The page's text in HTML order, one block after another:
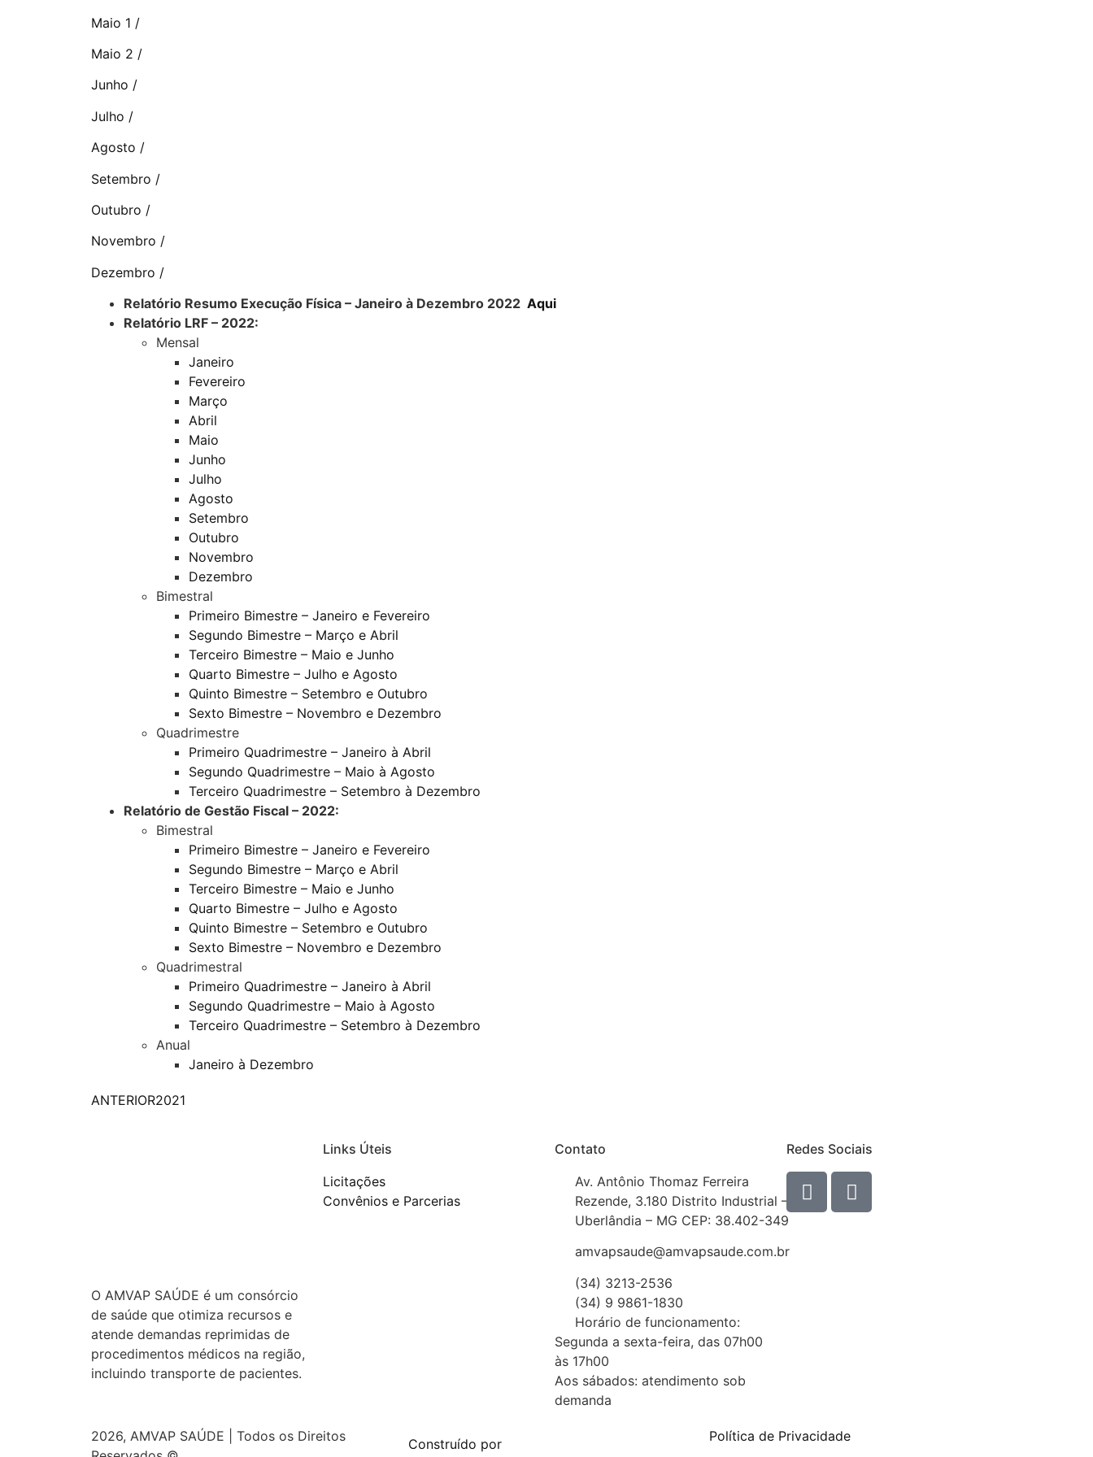
Maio 1 /
Maio 2 /
Junho /
Julho /
Agosto /
Setembro /
Outubro /
Novembro /
Dezembro /
Relatório Resumo Execução Física – Janeiro à Dezembro 2022 Aqui
Relatório LRF – 2022:
Mensal
Janeiro
Fevereiro
Março
Abril
Maio
Junho
Julho
Agosto
Setembro
Outubro
Novembro
Dezembro
Bimestral
Primeiro Bimestre – Janeiro e Fevereiro
Segundo Bimestre – Março e Abril
Terceiro Bimestre – Maio e Junho
Quarto Bimestre – Julho e Agosto
Quinto Bimestre – Setembro e Outubro
Sexto Bimestre – Novembro e Dezembro
Quadrimestre
Primeiro Quadrimestre – Janeiro à Abril
Segundo Quadrimestre – Maio à Agosto
Terceiro Quadrimestre – Setembro à Dezembro
Relatório de Gestão Fiscal – 2022:
Bimestral
Primeiro Bimestre – Janeiro e Fevereiro
Segundo Bimestre – Março e Abril
Terceiro Bimestre – Maio e Junho
Quarto Bimestre – Julho e Agosto
Quinto Bimestre – Setembro e Outubro
Sexto Bimestre – Novembro e Dezembro
Quadrimestral
Primeiro Quadrimestre – Janeiro à Abril
Segundo Quadrimestre – Maio à Agosto
Terceiro Quadrimestre – Setembro à Dezembro
Anual
Janeiro à Dezembro
ANTERIOR2021
O AMVAP SAÚDE é um consórcio
de saúde que otimiza recursos e
atende demandas reprimidas de
procedimentos médicos na região,
incluindo transporte de pacientes.
Links Úteis
Licitações
Convênios e Parcerias
Contato
Av. Antônio Thomaz Ferreira
Rezende, 3.180 Distrito Industrial –
Uberlândia – MG CEP: 38.402-349
amvapsaude@amvapsaude.com.br
(34) 3213-2536
(34) 9 9861-1830
Horário de funcionamento:
Segunda a sexta-feira, das 07h00
às 17h00
Aos sábados: atendimento sob
demanda
Redes Sociais
2026, AMVAP SAÚDE | Todos os Direitos
Construído por Política de Privacidade